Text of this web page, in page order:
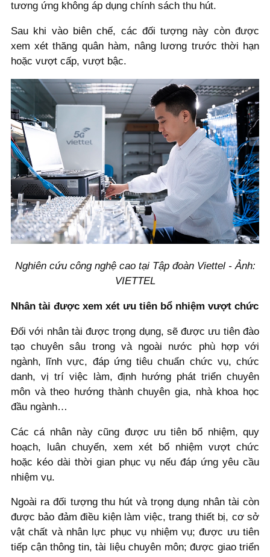
tương ứng không áp dụng chính sách thu hút.
Sau khi vào biên chế, các đối tượng này còn được
xem xét thăng quân hàm, nâng lương trước thời hạn
hoặc vượt cấp, vượt bậc.
Nghiên cứu công nghệ cao tại Tập đoàn Viettel - Ảnh:
VIETTEL
Nhân tài được xem xét ưu tiên bổ nhiệm vượt chức
Đối với nhân tài được trọng dụng, sẽ được ưu tiên đào
tạo chuyên sâu trong và ngoài nước phù hợp với
ngành, lĩnh vực, đáp ứng tiêu chuẩn chức vụ, chức
danh, vị trí việc làm, định hướng phát triển chuyên
môn và theo hướng thành chuyên gia, nhà khoa học
đầu ngành…
Các cá nhân này cũng được ưu tiên bổ nhiệm, quy
hoạch, luân chuyển, xem xét bổ nhiệm vượt chức
hoặc kéo dài thời gian phục vụ nếu đáp ứng yêu cầu
nhiệm vụ.
Ngoài ra đối tượng thu hút và trọng dụng nhân tài còn
được bảo đảm điều kiện làm việc, trang thiết bị, cơ sở
vật chất và nhân lực phục vụ nhiệm vụ; được ưu tiên
tiếp cận thông tin, tài liệu chuyên môn; được giao triển